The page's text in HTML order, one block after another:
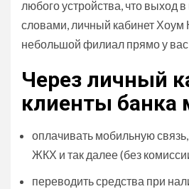
любого устройства, что выход
словами, личный кабинет Хоум
небольшой филиал прямо у
Через личный
клиенты банка
оплачивать мобильную связь,
ЖКХ и так далее (без
переводить средства при